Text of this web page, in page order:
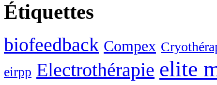
Étiquettes
biofeedback Compex
eirpp Electrothérapie elite